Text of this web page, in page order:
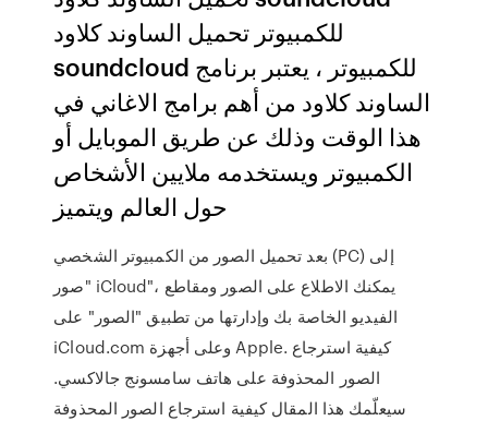
للكمبيوتر تحميل الساوند كلاود
soundcloud للكمبيوتر ، يعتبر برنامج
الساوند كلاود من أهم برامج الاغاني في
هذا الوقت وذلك عن طريق الموبايل أو
الكمبيوتر ويستخدمه ملايين الأشخاص
حول العالم ويتميز
بعد تحميل الصور من الكمبيوتر الشخصي (PC) إلى
"صور iCloud"، يمكنك الاطلاع على الصور ومقاطع
الفيديو الخاصة بك وإدارتها من تطبيق "الصور" على
iCloud.com وعلى أجهزة Apple. كيفية استرجاع
الصور المحذوفة على هاتف سامسونج جالاكسي.
سيعلّمك هذا المقال كيفية استرجاع الصور المحذوفة